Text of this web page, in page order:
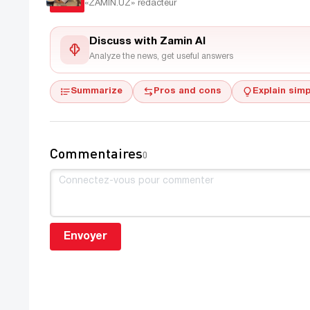
«ZAMIN.UZ» rédacteur
Discuss with Zamin AI
Analyze the news, get useful answers
Summarize Pros and cons Explain
Commentaires0
Envoyer